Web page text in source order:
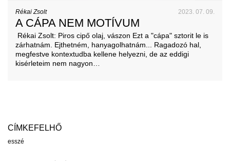
Rékai Zsolt 2023. 07. 09.
A CÁPA NEM MOTÍVUM
Rékai Zsolt: Piros cipő olaj, vászon Ezt a "cápa" sztorit le is
zárhatnám. Ejthetném, hanyagolhatnám... Ragadozó hal,
megfestve kontextudba kellene helyezni, de az eddigi
kisérleteim nem nagyon…
CÍMKEFELHŐ
esszé